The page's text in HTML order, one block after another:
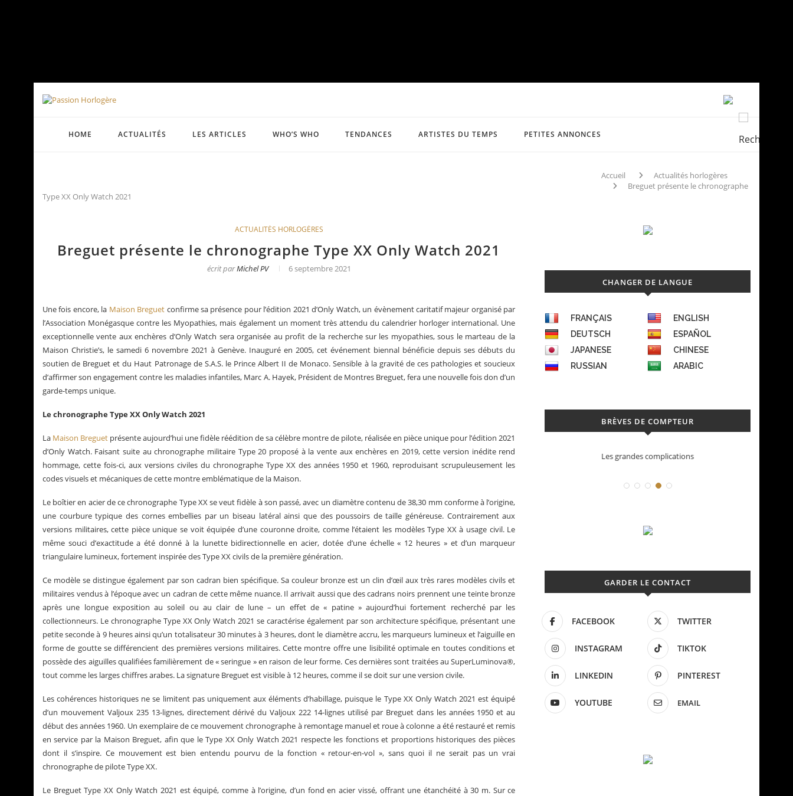
HOME ACTUALITÉS LES ARTICLES WHO’S WHO TENDANCES ARTISTES DU TEMPS PETITES ANNONCES
Accueil
Actualités horlogères
Breguet présente le chronographe
Type XX Only Watch 2021
ACTUALITÉS HORLOGÈRES
Breguet présente le chronographe Type XX Only Watch 2021
écrit parMichel PV 6 septembre 2021
Une fois encore, la Maison Breguet confirme sa présence pour l’édition 2021 d’Only Watch, un évènement caritatif majeur organisé par
l’Association Monégasque contre les Myopathies, mais également un moment très attendu du calendrier horloger international. Une
exceptionnelle vente aux enchères d’Only Watch sera organisée au profit de la recherche sur les myopathies, sous le marteau de la
Maison Christie’s, le samedi 6 novembre 2021 à Genève. Inauguré en 2005, cet événement biennal bénéficie depuis ses débuts du
soutien de Breguet et du Haut Patronage de S.A.S. le Prince Albert II de Monaco. Sensible à la gravité de ces pathologies et soucieux
d’affirmer son engagement contre les maladies infantiles, Marc A. Hayek, Président de Montres Breguet, fera une nouvelle fois don d’un
garde-temps unique.
Le chronographe Type XX Only Watch 2021
La Maison Breguet présente aujourd’hui une fidèle réédition de sa célèbre montre de pilote, réalisée en pièce unique pour l’édition 2021
d’Only Watch. Faisant suite au chronographe militaire Type 20 proposé à la vente aux enchères en 2019, cette version inédite rend
hommage, cette fois-ci, aux versions civiles du chronographe Type XX des années 1950 et 1960, reproduisant scrupuleusement les
codes visuels et mécaniques de cette montre emblématique de la Maison.
Le boîtier en acier de ce chronographe Type XX se veut fidèle à son passé, avec un diamètre contenu de 38,30 mm conforme à l’origine,
une courbure typique des cornes embellies par un biseau latéral ainsi que des poussoirs de taille généreuse. Contrairement aux
versions militaires, cette pièce unique se voit équipée d’une couronne droite, comme l’étaient les modèles Type XX à usage civil. Le
même souci d’exactitude a été donné à la lunette bidirectionnelle en acier, dotée d’une échelle « 12 heures » et d’un marqueur
triangulaire lumineux, fortement inspirée des Type XX civils de la première génération.
Ce modèle se distingue également par son cadran bien spécifique. Sa couleur bronze est un clin d’œil aux très rares modèles civils et
militaires vendus à l’époque avec un cadran de cette même nuance. Il arrivait aussi que des cadrans noirs prennent une teinte bronze
après une longue exposition au soleil ou au clair de lune – un effet de « patine » aujourd’hui fortement recherché par les
collectionneurs. Le chronographe Type XX Only Watch 2021 se caractérise également par son architecture spécifique, présentant une
petite seconde à 9 heures ainsi qu’un totalisateur 30 minutes à 3 heures, dont le diamètre accru, les marqueurs lumineux et l’aiguille en
forme de goutte se différencient des premières versions militaires. Cette montre offre une lisibilité optimale en toutes conditions et
possède des aiguilles qualifiées familièrement de « seringue » en raison de leur forme. Ces dernières sont traitées au SuperLuminova®,
tout comme les larges chiffres arabes. La signature Breguet est visible à 12 heures, comme il se doit sur une version civile.
Les cohérences historiques ne se limitent pas uniquement aux éléments d’habillage, puisque le Type XX Only Watch 2021 est équipé
d’un mouvement Valjoux 235 13-lignes, directement dérivé du Valjoux 222 14-lignes utilisé par Breguet dans les années 1950 et au
début des années 1960. Un exemplaire de ce mouvement chronographe à remontage manuel et roue à colonne a été restauré et remis
en service par la Maison Breguet, afin que le Type XX Only Watch 2021 respecte les fonctions et proportions historiques des pièces
dont il s’inspire. Ce mouvement est bien entendu pourvu de la fonction « retour-en-vol », sans quoi il ne serait pas un vrai
chronographe de pilote Type XX.
Le Breguet Type XX Only Watch 2021 est équipé, comme à l’origine, d’un fond en acier vissé, offrant une étanchéité à 30 m. Sur ce
CHANGER DE LANGUE
FRANÇAIS
ENGLISH
DEUTSCH
ESPAÑOL
JAPANESE
CHINESE
RUSSIAN
ARABIC
BRÈVES DE COMPTEUR
La Santos de Cartier Le business des montres en 2025 Les grandes complications Déconstruction Parmigiani Fleurier
GARDER LE CONTACT
FACEBOOK TWITTER
INSTAGRAM TIKTOK
LINKEDIN PINTEREST
YOUTUBE EMAIL